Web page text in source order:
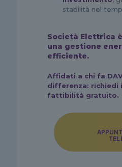
stabilità nel
Società Elettrica
una gestione
efficiente.
Affidati a chi fa
differenza: richiedi
fattibilità gratuito.